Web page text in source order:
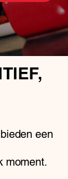
een
moment.